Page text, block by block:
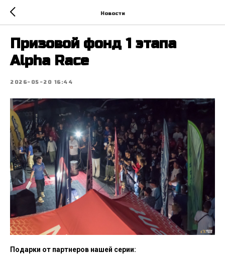
Новости
Призовой фонд 1 этапа
Alpha Race
2026-05-20 16:44
Подарки от партнеров нашей серии: